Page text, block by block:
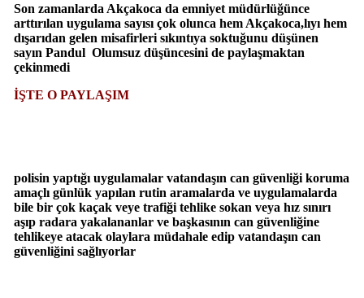
Son zamanlarda Akçakoca da emniyet müdürlüğünce
arttırılan uygulama sayısı çok olunca hem Akçakoca,lıyı hem
dışarıdan gelen misafirleri sıkıntıya soktuğunu düşünen
sayın Pandul Olumsuz düşüncesini de paylaşmaktan
çekinmedi
İŞTE O PAYLAŞIM
polisin yaptığı uygulamalar vatandaşın can güvenliği koruma
amaçlı günlük yapılan rutin aramalarda ve uygulamalarda
bile bir çok kaçak veye trafiği tehlike sokan veya hız sınırı
aşıp radara yakalananlar ve başkasının can güvenliğine
tehlikeye atacak olaylara müdahale edip vatandaşın can
güvenliğini sağlıyorlar